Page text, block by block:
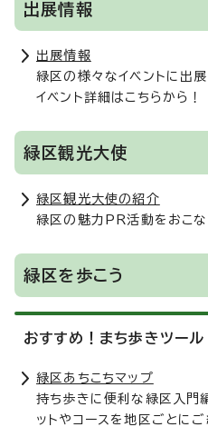
出展情報
出展情報
緑区の様々なイベントに出展
イベント詳細はこちらから！
緑区観光大使
緑区観光大使の紹介
緑区の魅力PR活動をおこな
緑区を歩こう
おすすめ！まち歩きツール
緑区あちこちマップ
持ち歩きに便利な緑区入門
ットやコースを地区ごとにご